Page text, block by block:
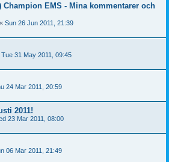
Champion EMS - Mina kommentarer och
« Sun 26 Jun 2011, 21:39
Tue 31 May 2011, 09:45
24 Mar 2011, 20:59
2011!
23 Mar 2011, 08:00
06 Mar 2011, 21:49